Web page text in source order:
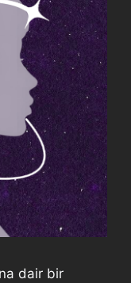
dair bir